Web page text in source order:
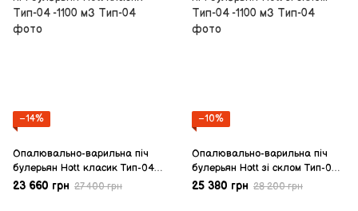
−14%
Опалювально-варильна піч
булерьян Hott класик Тип-04
-1100 м3
23 660 грн 27 400 грн
−10%
Опалювально-варильна піч
булерьян Hott зі склом Тип-04
-1100 м3
25 380 грн 28 200 грн